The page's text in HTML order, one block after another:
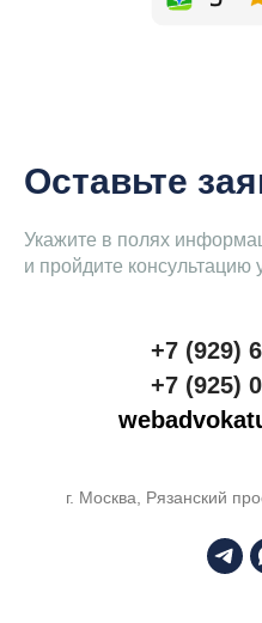
Оставьте
Укажите в полях
и пройдите консультацию
+7 (929)
+7 (925)
г. Москва, Рязанский